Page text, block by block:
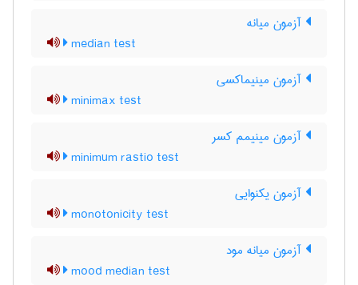
آزمون میانه
median test
آزمون مینیماکسی
minimax test
آزمون مینیمم کسر
minimum rastio test
آزمون یکنوایی
monotonicity test
آزمون میانه مود
mood median test